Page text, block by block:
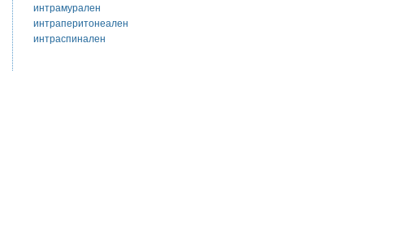
интрамурален
интраперитонеален
интраспинален